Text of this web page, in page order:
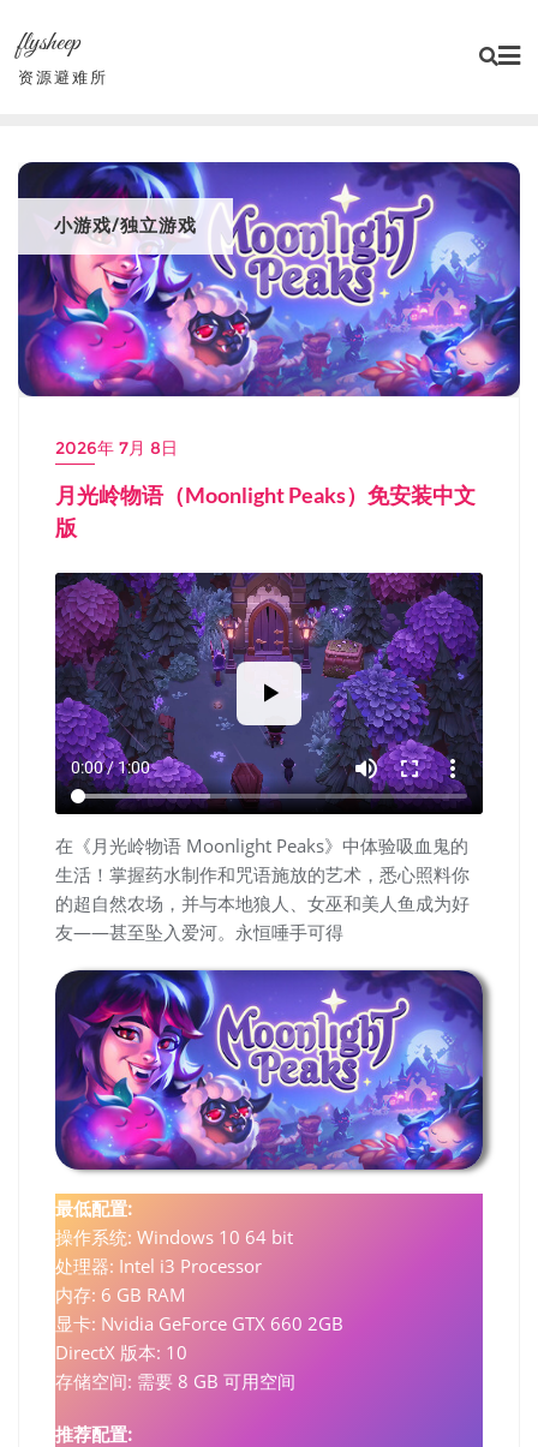
content
flysheep
资源避难所
小游戏/独立游戏
2026年 7月 8日
月光岭物语（Moonlight Peaks）免安装中文
版
0:00 / 1:00 volume_up fullscreen more_vert
在《月光岭物语 Moonlight Peaks》中体验吸血鬼的
生活！掌握药水制作和咒语施放的艺术，悉心照料你
的超自然农场，并与本地狼人、女巫和美人鱼成为好
友——甚至坠入爱河。永恒唾手可得
最低配置:
操作系统: Windows 10 64 bit
处理器: Intel i3 Processor
内存: 6 GB RAM
显卡: Nvidia GeForce GTX 660 2GB
DirectX 版本: 10
存储空间: 需要 8 GB 可用空间
推荐配置: